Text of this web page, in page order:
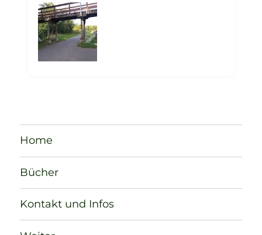
Home
Bücher
Kontakt und Infos